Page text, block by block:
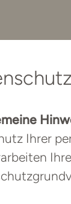
Ihrer